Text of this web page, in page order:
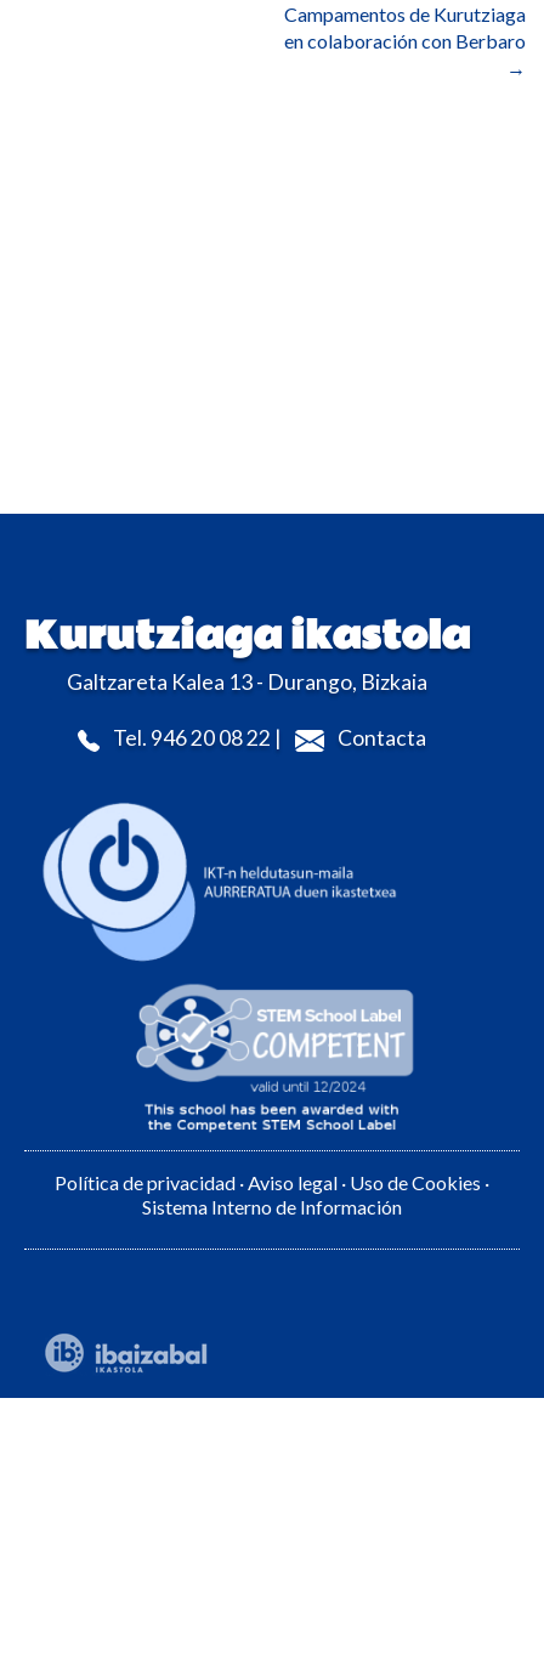
Campamentos de Kurutziaga
en colaboración con Berbaro
→
Kurutziaga ikastola
Galtzareta Kalea 13 - Durango, Bizkaia
Tel. 946 20 08 22 | Contacta
Política de privacidad ·Aviso legal · Uso de Cookies ·
Sistema Interno de Información